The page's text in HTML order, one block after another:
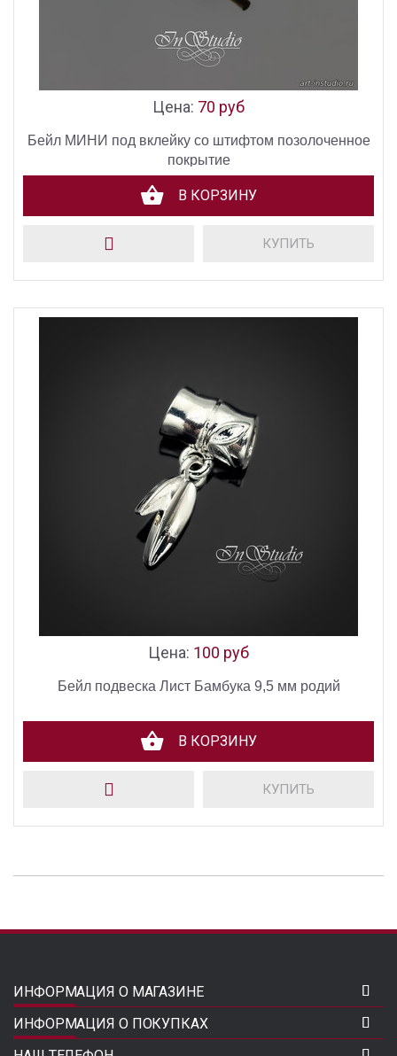
Цена: 70 руб
Бейл МИНИ под вклейку со штифтом позолоченное
покрытие
В КОРЗИНУ
КУПИТЬ
Цена: 100 руб
Бейл подвеска Лист Бамбука 9,5 мм родий
В КОРЗИНУ
КУПИТЬ
ИНФОРМАЦИЯ О МАГАЗИНЕ
ИНФОРМАЦИЯ О ПОКУПКАХ